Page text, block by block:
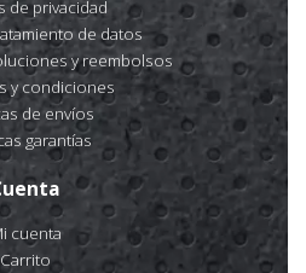
de privacidad
de datos
y reembolsos
y condiciones
de envíos
garantías
cuenta
Carrito